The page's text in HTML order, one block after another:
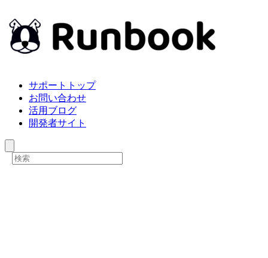
サポートトップ
お問い合わせ
活用ブログ
開発者サイト